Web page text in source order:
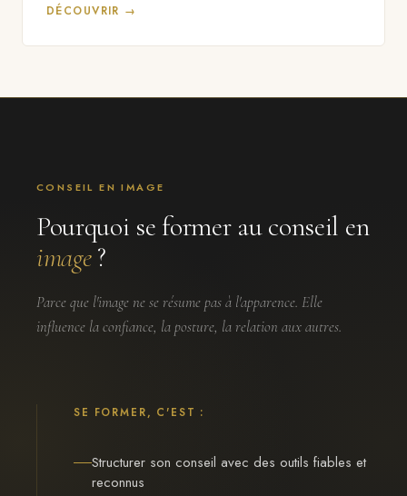
DÉCOUVRIR →
CONSEIL EN IMAGE
Pourquoi se former au conseil en
image?
Parce que l'image ne se résume pas à l'apparence. Elle
influence la confiance, la posture, la relation aux autres.
SE FORMER, C'EST :
Structurer son conseil avec des outils fiables et
reconnus